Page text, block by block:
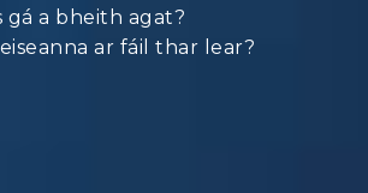
gá a bheith agat?
ar fáil thar lear?